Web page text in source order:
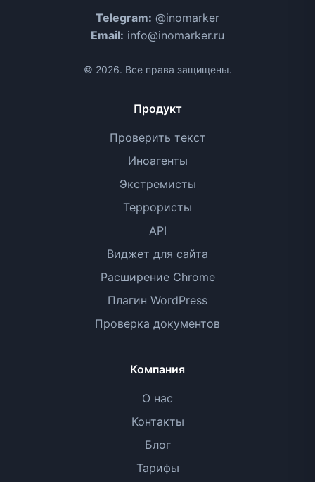
Telegram: @inomarker
Email: info@inomarker.ru
© 2026. Все права защищены.
Продукт
Проверить текст
Иноагенты
Экстремисты
Террористы
API
Виджет для сайта
Расширение Chrome
Плагин WordPress
Проверка документов
Компания
О нас
Контакты
Блог
Тарифы